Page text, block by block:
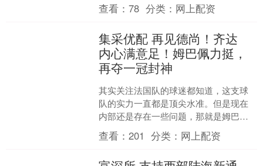
如何在有限的时间内高效提....
查看：78 分类： 网上配资
集采优配 再见德尚！齐达
内心满意足！姆巴佩力挺，
再夺一冠封神
其实关注法国队的球迷都知道，这支球
队的实力一直都是顶尖水准。但是现在
内部还是存在一些问题，那就是姆巴佩
和主帅德尚之间的关系并不是那么好。
法国名宿阿兰·吉雷瑟近期....
查看：201 分类： 网上配资